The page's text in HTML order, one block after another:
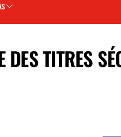
DES TITRES